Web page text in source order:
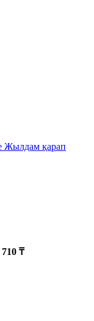
Жылдам қарап
710 ₸